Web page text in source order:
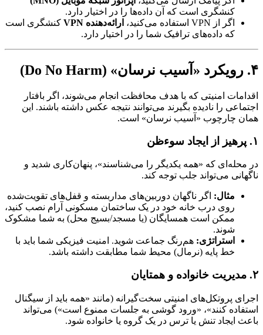
کنشگری است که آن داده‌ها را در اختیار دارد.
اگر از VPN استفاده می‌کنید،
ارائه‌دهنده VPN
کنشگری است
که داده‌های ترافیک شما را در اختیار دارد.
۴. رویکرد «آسیب نرسان» (Do No Harm)
اقدامات امنیتی که با هدف محافظت انجام می‌شوند، اگر بافتار
اجتماعی را نادیده بگیرند می‌توانند نتیجه عکس داشته باشند. این
همان چارچوب «آسیب نرسان» است.
۱. پرهیز از ایجاد سوءظن
در محله‌ای که «همه یکدیگر را می‌شناسند»، پنهان‌کاری شدید و
ناگهانی می‌تواند جلب توجه کند.
مثال: اگر ناگهان دوربین‌های مداربسته و قفل‌های تقویت‌شده
روی درب خانه خود در یک ساختمان مسکونی آرام نصب کنید،
ممکن است همسایگان (یا مسجد/بسیج محل) به شما مشکوک
شوند.
استراتژی: هم‌رنگ جماعت شوید. امنیت فیزیکی شما باید با
خط پایه (نرمال) محیط شما مطابقت داشته باشد.
۲. مدیریت خانواده و همتایان
اجرای پروتکل‌های امنیتی سخت‌گیرانه (مانند «همه باید از سیگنال
استفاده کنند»، «ورود گوشی به جلسات ممنوع است») می‌تواند
باعث ایجاد تنش یا ترس در یک گروه یا خانواده شود.